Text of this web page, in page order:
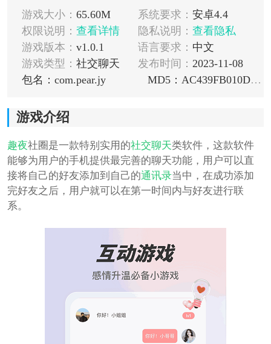
游戏大小： 65.60M 系统要求： 安卓4.4
权限说明： 查看详情 隐私说明： 查看隐私
游戏版本： v1.0.1 语言要求： 中文
游戏类型： 社交聊天 发布时间： 2023-11-08
包名：com.pear.jy
MD5：AC439FB010D1C73EE02635E533A1FA5D
游戏介绍
趣夜社圈是一款特别实用的社交聊天类软件，这款软件
能够为用户的手机提供最完善的聊天功能，用户可以直
接将自己的好友添加到自己的通讯录当中，在成功添加
完好友之后，用户就可以在第一时间内与好友进行联
系。